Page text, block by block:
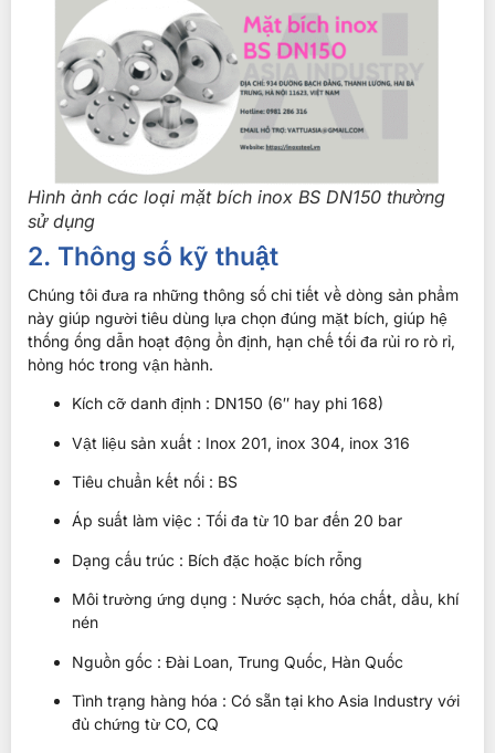
Hình ảnh các loại mặt bích inox BS DN150 thường
sử dụng
2. Thông số kỹ thuật
Chúng tôi đưa ra những thông số chi tiết về dòng sản phẩm
này giúp người tiêu dùng lựa chọn đúng mặt bích, giúp hệ
thống ống dẫn hoạt động ổn định, hạn chế tối đa rủi ro rò rỉ,
hỏng hóc trong vận hành.
Kích cỡ danh định : DN150 (6″ hay phi 168)
Vật liệu sản xuất : Inox 201, inox 304, inox 316
Tiêu chuẩn kết nối : BS
Áp suất làm việc : Tối đa từ 10 bar đến 20 bar
Dạng cấu trúc : Bích đặc hoặc bích rỗng
Môi trường ứng dụng : Nước sạch, hóa chất, dầu, khí
nén
Nguồn gốc : Đài Loan, Trung Quốc, Hàn Quốc
Tình trạng hàng hóa : Có sẵn tại kho Asia Industry với
đủ chứng từ CO, CQ